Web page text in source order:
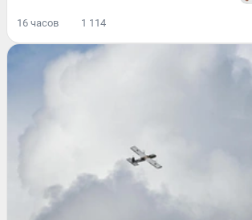
16 часов 1 114